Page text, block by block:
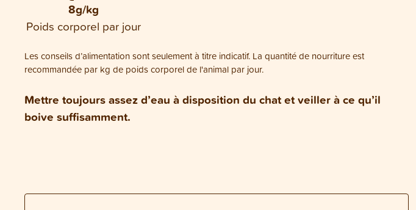
8g/kg
Poids corporel par jour
Les conseils d’alimentation sont seulement à titre indicatif. La quantité de nourriture est
recommandée par kg de poids corporel de l'animal par jour.
Mettre toujours assez d’eau à disposition du chat et veiller à ce qu’il
boive suffisamment.